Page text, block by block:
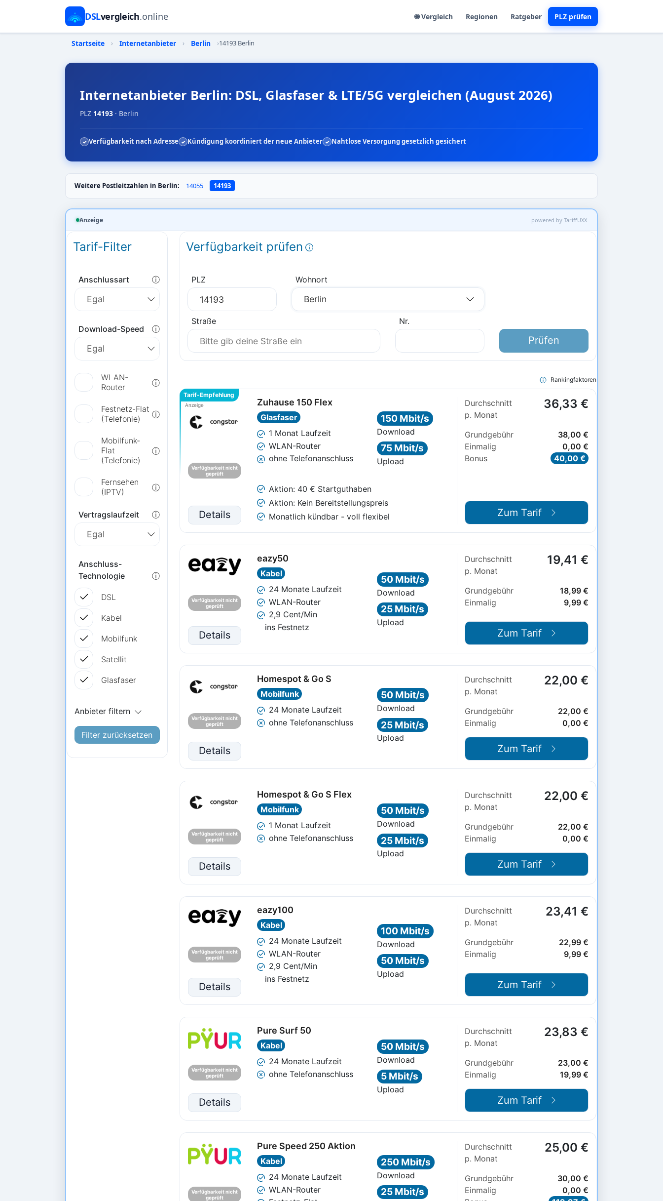
DSLvergleich.online 🌐 Vergleich Regionen Ratgeber PLZ prüfen
Startseite › Internetanbieter › Berlin ›14193 Berlin
Internetanbieter Berlin: DSL, Glasfaser & LTE/5G vergleichen (August 2026)
PLZ 14193 · Berlin
Verfügbarkeit nach Adresse Kündigung koordiniert der neue Anbieter Nahtlose Versorgung gesetzlich gesichert
Weitere Postleitzahlen in Berlin: 14055 14193
Anzeige powered by TariffUXX